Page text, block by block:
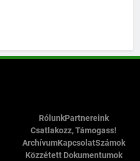
RólunkPartnereink
Csatlakozz, Támogass!
ArchívumKapcsolatSzámok
Közzétett Dokumentumok